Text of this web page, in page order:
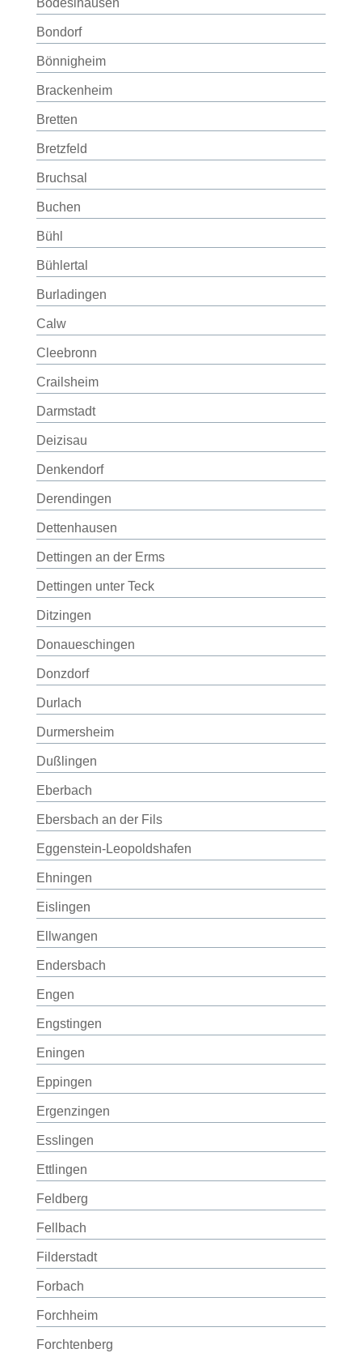
Bodeslhausen
Bondorf
Bönnigheim
Brackenheim
Bretten
Bretzfeld
Bruchsal
Buchen
Bühl
Bühlertal
Burladingen
Calw
Cleebronn
Crailsheim
Darmstadt
Deizisau
Denkendorf
Derendingen
Dettenhausen
Dettingen an der Erms
Dettingen unter Teck
Ditzingen
Donaueschingen
Donzdorf
Durlach
Durmersheim
Dußlingen
Eberbach
Ebersbach an der Fils
Eggenstein-Leopoldshafen
Ehningen
Eislingen
Ellwangen
Endersbach
Engen
Engstingen
Eningen
Eppingen
Ergenzingen
Esslingen
Ettlingen
Feldberg
Fellbach
Filderstadt
Forbach
Forchheim
Forchtenberg